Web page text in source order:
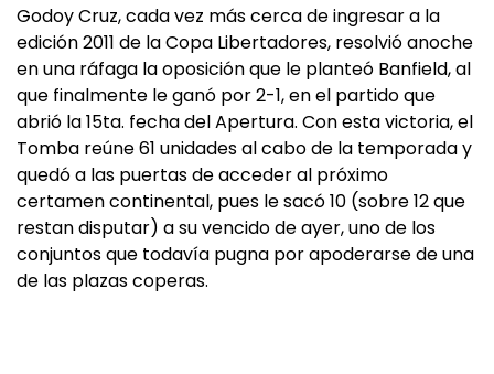
Godoy Cruz, cada vez más cerca de ingresar a la
edición 2011 de la Copa Libertadores, resolvió anoche
en una ráfaga la oposición que le planteó Banfield, al
que finalmente le ganó por 2-1, en el partido que
abrió la 15ta. fecha del Apertura. Con esta victoria, el
Tomba reúne 61 unidades al cabo de la temporada y
quedó a las puertas de acceder al próximo
certamen continental, pues le sacó 10 (sobre 12 que
restan disputar) a su vencido de ayer, uno de los
conjuntos que todavía pugna por apoderarse de una
de las plazas coperas.